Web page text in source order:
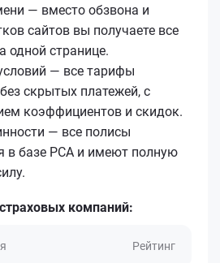
— вместо обзвона и
сайтов вы получаете все
одной странице.
— все тарифы
скрытых платежей, с
коэффициентов и скидок.
— все полисы
в базе РСА и имеют полную
компаний:
Рейтинг